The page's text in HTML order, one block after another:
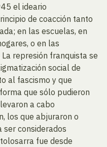
el ideario
de coacción tanto
en las escuelas, en
o en las
represión franquista se
social de
al fascismo y que
que sólo pudieron
a cabo
los que abjuraron o
ser considerados
fue desde